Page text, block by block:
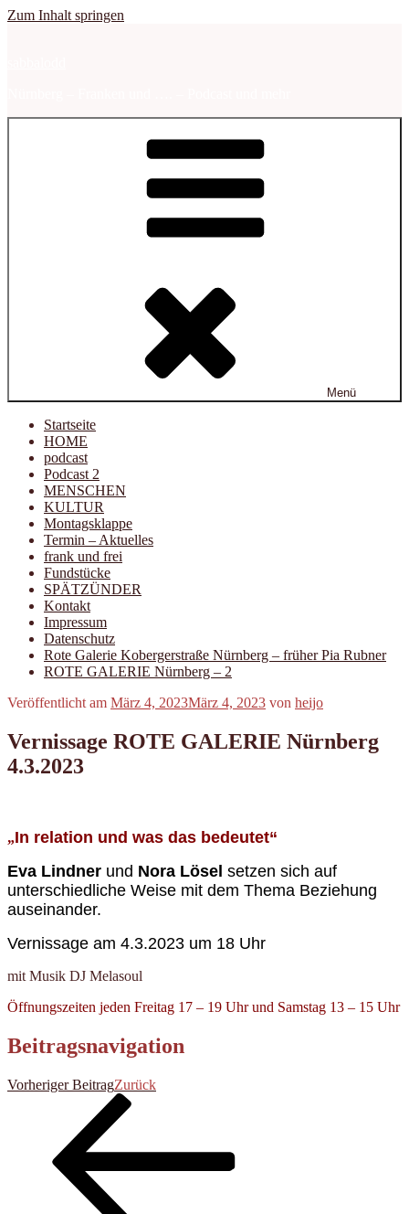
Zum Inhalt springen
Menü
Startseite
HOME
podcast
Podcast 2
MENSCHEN
KULTUR
Montagsklappe
Termin – Aktuelles
frank und frei
Fundstücke
SPÄTZÜNDER
Kontakt
Impressum
Datenschutz
Rote Galerie Kobergerstraße Nürnberg – früher Pia Rubner
ROTE GALERIE Nürnberg – 2
Veröffentlicht am März 4, 2023März 4, 2023 von heijo
Vernissage ROTE GALERIE Nürnberg
4.3.2023
„In relation und was das bedeutet“
Eva Lindner und Nora Lösel setzen sich auf
unterschiedliche Weise mit dem Thema Beziehung
auseinander.
Vernissage am 4.3.2023 um 18 Uhr
mit Musik DJ Melasoul
Öffnungszeiten jeden Freitag 17 – 19 Uhr und Samstag 13 – 15 Uhr
Beitragsnavigation
Vorheriger BeitragZurück